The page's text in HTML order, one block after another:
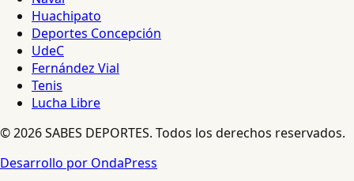
Huachipato
Deportes Concepción
UdeC
Fernández Vial
Tenis
Lucha Libre
© 2026 SABES DEPORTES. Todos los derechos reservados.
Desarrollo por OndaPress